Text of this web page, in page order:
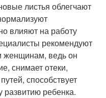
листья облегчают
влияют на работу
рекомендуют
женщинам, ведь он
снимает отеки,
способствует
развитию ребенка.